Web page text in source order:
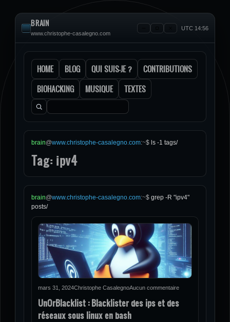
BRAIN
www.christophe-casalegno.com
UTC 14:56
HOME BLOG QUI SUIS-JE ?
CONTRIBUTIONS
BIOHACKING
MUSIQUE TEXTES
Rechercher :
brain@www.christophe-casalegno.com:~$ ls -1 tags/
Tag: ipv4
brain@www.christophe-casalegno.com:~$ grep -R "ipv4"
posts/
mars 31, 2024Christophe CasalegnoAucun commentaire
UnOrBlacklist : Blacklister des ips et des
réseaux sous linux en bash